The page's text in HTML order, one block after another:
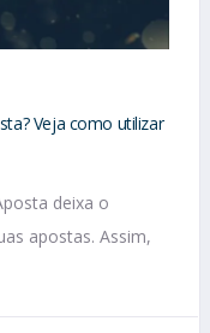
Veja como utilizar
deixa o
apostas. Assim,